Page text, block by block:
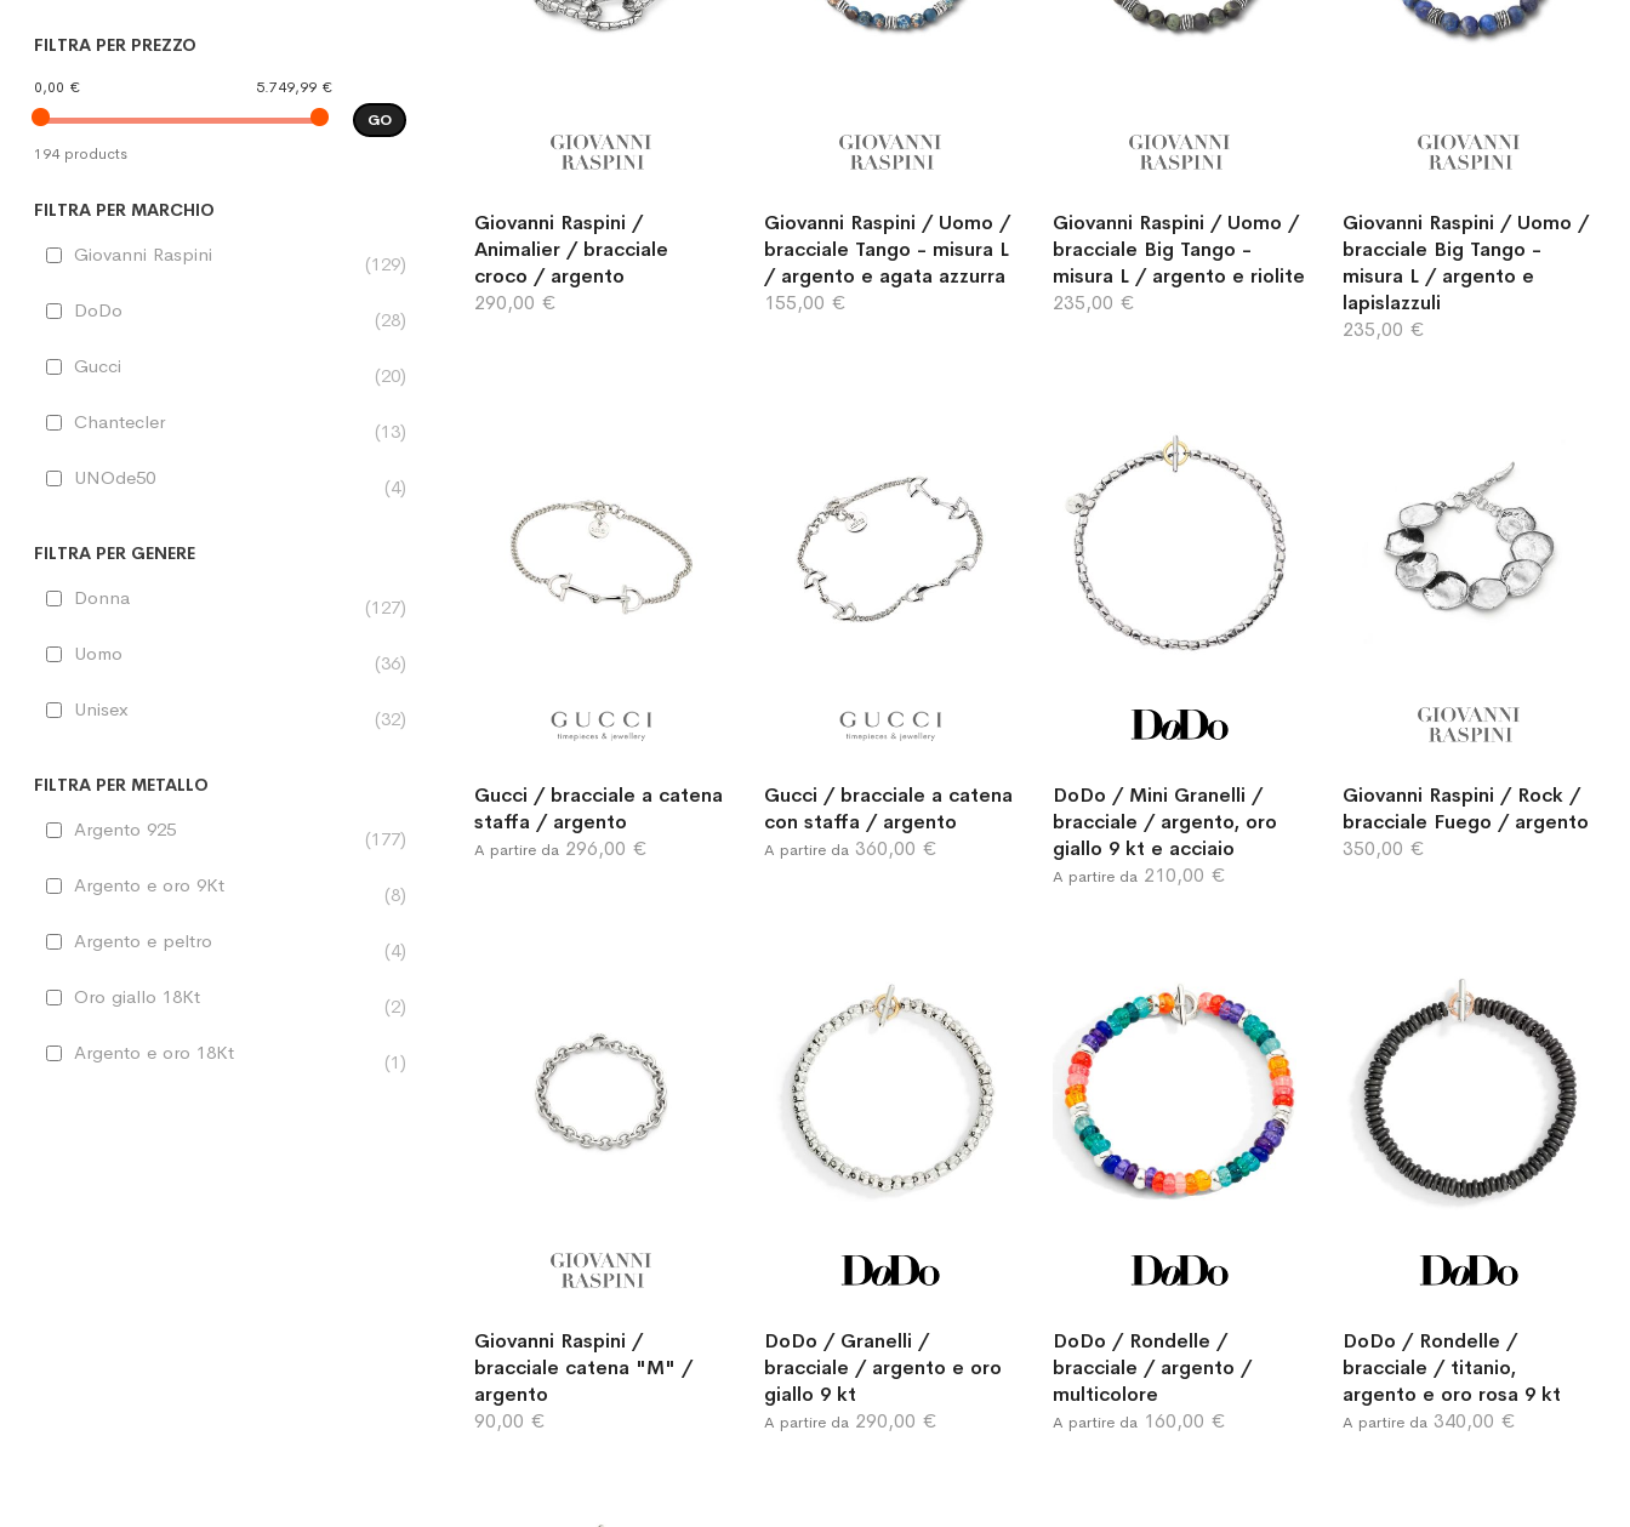
Giovanni Raspini /
Animalier / bracciale
croco / argento
290,00 €
Giovanni Raspini / Uomo /
bracciale Tango - misura L
/ argento e agata azzurra
155,00 €
Giovanni Raspini / Uomo /
bracciale Big Tango -
misura L / argento e riolite
235,00 €
Giovanni Raspini / Uomo /
bracciale Big Tango -
misura L / argento e
lapislazzuli
235,00 €
Gucci / bracciale a catena
staffa / argento
A partire da 296,00 €
Gucci / bracciale a catena
con staffa / argento
A partire da 360,00 €
DoDo / Mini Granelli /
bracciale / argento, oro
giallo 9 kt e acciaio
A partire da 210,00 €
Giovanni Raspini / Rock /
bracciale Fuego / argento
350,00 €
Giovanni Raspini /
bracciale catena "M" /
argento
90,00 €
DoDo / Granelli /
bracciale / argento e oro
giallo 9 kt
A partire da 290,00 €
DoDo / Rondelle /
bracciale / argento /
multicolore
A partire da 160,00 €
DoDo / Rondelle /
bracciale / titanio,
argento e oro rosa 9 kt
A partire da 340,00 €
FILTRA PER PREZZO
0,00 €
5.749,99 €
GO
194 products
FILTRA PER MARCHIO
Giovanni Raspini 129
DoDo 28
Gucci 20
Chantecler 13
UNOde50 4
FILTRA PER GENERE
Donna 127
Uomo 36
Unisex 32
FILTRA PER METALLO
Argento 925 177
Argento e oro 9Kt 8
Argento e peltro 4
Oro giallo 18Kt 2
Argento e oro 18Kt 1